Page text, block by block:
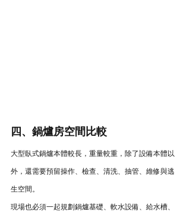
四、鍋爐房空間比較
大型臥式鍋爐本體較長，重量較重，除了設備本體以
外，還需要預留操作、檢查、清洗、抽管、維修與逃
生空間。
現場也必須一起規劃鍋爐基礎、軟水設備、給水槽、